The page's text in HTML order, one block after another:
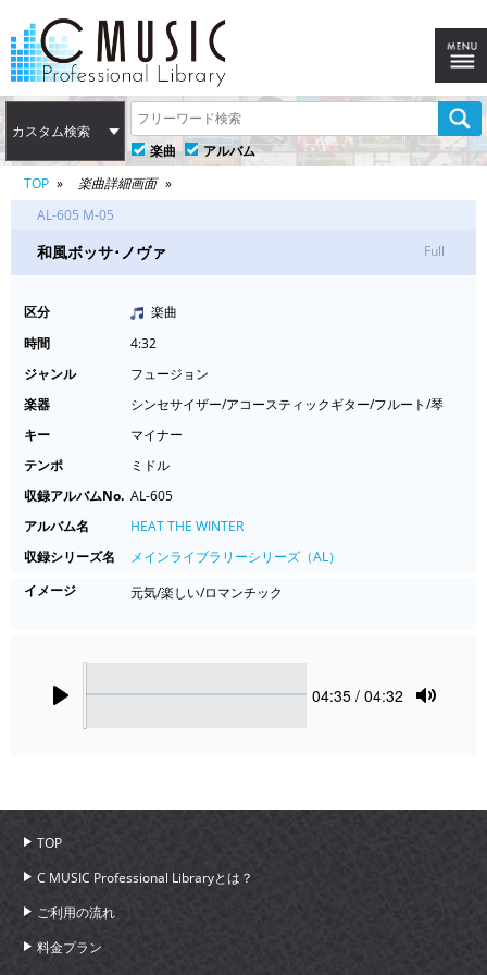
カスタム検索
楽曲
アルバム
TOP
楽曲詳細画面
AL-605 M-05
和風ボッサ･ノヴァ Full
区分
楽曲
時間
4:32
ジャンル
フュージョン
楽器
シンセサイザー/アコースティックギター/フルート/琴
キー
マイナー
テンポ
ミドル
収録アルバムNo. AL-605
アルバム名
HEAT THE WINTER
収録シリーズ名
メインライブラリーシリーズ（AL）
イメージ
元気/楽しい/ロマンチック
Current
04:35 / 04:32
TOP
C MUSIC Professional Libraryとは？
ご利用の流れ
料金プラン